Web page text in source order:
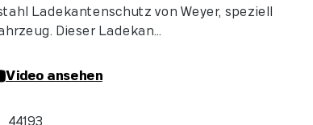
Ladekantenschutz von Weyer, speziell
Dieser Ladekan...
Video ansehen
44193